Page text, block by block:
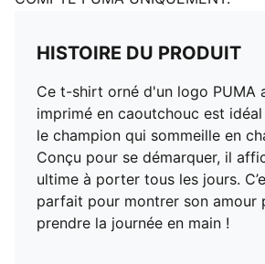
HISTOIRE DU PRODUIT
Ce t-shirt orné d'un logo PUMA
imprimé en caoutchouc est
le champion qui sommeille en
Conçu pour se démarquer, il
ultime à porter tous les jours.
parfait pour montrer son amour
prendre la journée en main !